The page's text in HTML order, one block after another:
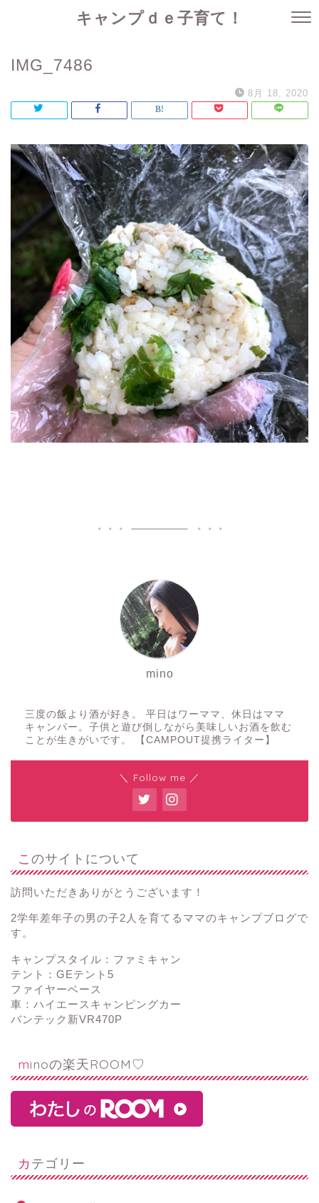
キャンプｄｅ子育て！
IMG_7486
8月 18, 2020
mino
三度の飯より酒が好き。 平日はワーママ、休日はママ
キャンパー。子供と遊び倒しながら美味しいお酒を飲む
ことが生きがいです。 【CAMPOUT提携ライター】
＼ Follow me ／
このサイトについて
訪問いただきありがとうございます！
2学年差年子の男の子2人を育てるママのキャンプブログで
す。
キャンプスタイル：ファミキャン
テント：GEテント5
ファイヤーベース
車：ハイエースキャンピングカー
バンテック新VR470P
minoの楽天ROOM♡
カテゴリー